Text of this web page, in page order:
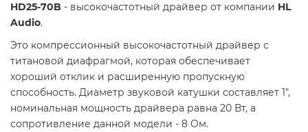
HD25-70B - высокочастотный драйвер от компании HL
Audio.
Это компрессионный высокочастотный драйвер с
титановой диафрагмой, которая обеспечивает
хороший отклик и расширенную пропускную
способность. Диаметр звуковой катушки составляет 1",
номинальная мощность драйвера равна 20 Вт, а
сопротивление данной модели - 8 Ом.